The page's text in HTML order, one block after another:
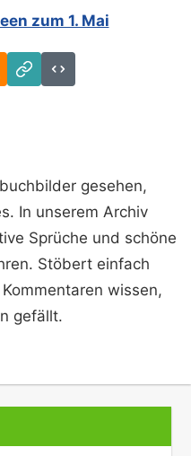
zum 1. Mai
Download
Link
Code
gesehen,
In unserem Archiv
Sprüche und schöne
Stöbert einfach
wissen,
gefällt.